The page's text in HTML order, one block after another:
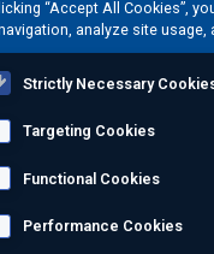
και
με
“Accept All Cookies”,
analyze site
Strictly Necessary
Targeting Cookies
Functional Cookies
Performance Cookies